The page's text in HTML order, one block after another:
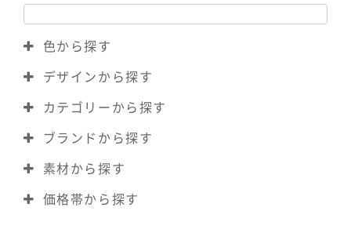
色から探す
デザインから探す
カテゴリーから探す
ブランドから探す
素材から探す
価格帯から探す